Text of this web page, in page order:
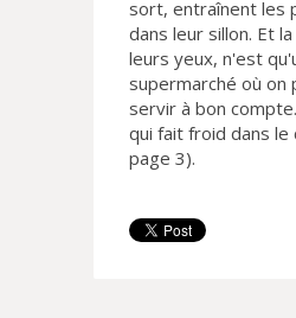
sort, entraînent les
dans leur sillon. Et la
leurs yeux, n'est
supermarché où on
servir à bon
qui fait froid dans le
page 3).